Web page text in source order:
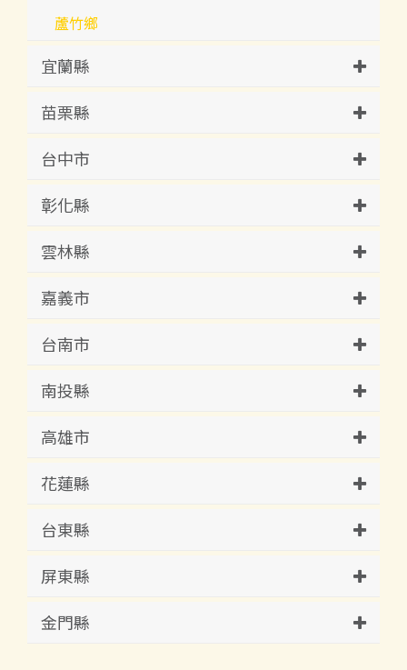
蘆竹鄉
宜蘭縣
苗栗縣
台中市
彰化縣
雲林縣
嘉義市
台南市
南投縣
高雄市
花蓮縣
台東縣
屏東縣
金門縣